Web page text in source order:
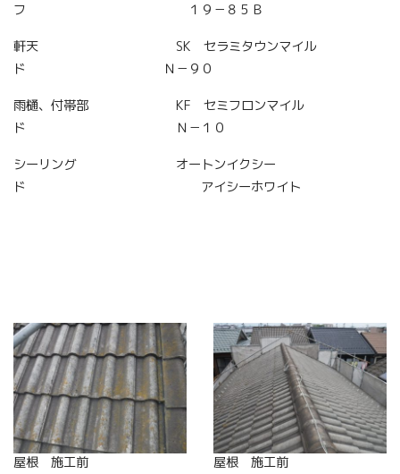
フ １９－８５Ｂ
軒天 SK セラミタウンマイル
ド Ｎ－９０
雨樋、付帯部 KF セミフロンマイル
ド Ｎ－１０
シーリング オートンイクシー
ド アイシーホワイト
屋根 施工前 屋根 施工前